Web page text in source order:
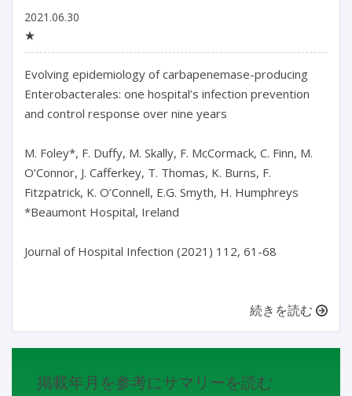
2021.06.30
★
Evolving epidemiology of carbapenemase-producing
Enterobacterales: one hospital’s infection prevention
and control response over nine years
M. Foley*, F. Duffy, M. Skally, F. McCormack, C. Finn, M.
O’Connor, J. Cafferkey, T. Thomas, K. Burns, F.
Fitzpatrick, K. O’Connell, E.G. Smyth, H. Humphreys
*Beaumont Hospital, Ireland
Journal of Hospital Infection (2021) 112, 61-68
続きを読む
掲載年月を参考にサマリーを読む